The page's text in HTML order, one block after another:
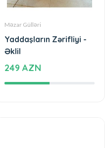
Məzar Gülləri
Yaddaşların Zərifliyi -
Əklil
249 AZN